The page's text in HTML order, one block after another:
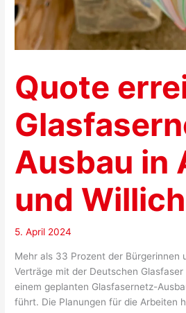
Quote
Ausbau in
und
5. April 2024
Mehr als 33 Prozent der Bürgerinnen
Verträge mit der Deutschen
einem geplanten Glasfasernetz-
führt. Die Planungen für die Arbeiten